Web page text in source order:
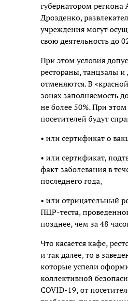
губернатором региона
Дрозденко,
учреждения могут
свою деятельность до
При этом условия
рестораны, танцзалы и
отменяются. В
зонах заполняемость
не более 50%. При этом
посетителей будут
• или сертификат о
• или сертификат,
факт заболевания в
последнего года,
• или отрицательный
ПЦР-теста,
позднее, чем за 48
Что касается кафе,
и так далее, то в
которые успели
коллективной
COVID-19, от